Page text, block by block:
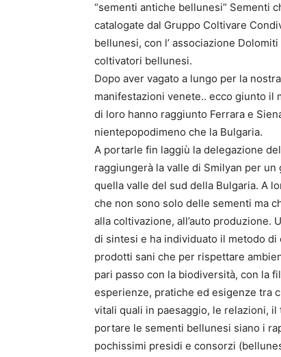
“sementi antiche bellunesi” Sementi
catalogate dal Gruppo Coltivare
bellunesi, con l’ associazione
coltivatori bellunesi.
Dopo aver vagato a lungo per la
manifestazioni venete.. ecco giunto il
di loro hanno raggiunto Ferrara e
nientepopodimeno che la Bulgaria.
A portarle fin laggiù la delegazione
raggiungerà la valle di Smilyan per
quella valle del sud della Bulgaria. A
che non sono solo delle sementi ma
alla coltivazione, all’auto produzione.
di sintesi e ha individuato il metodo
prodotti sani che per rispettare
pari passo con la biodiversità, con la
esperienze, pratiche ed esigenze tra
vitali quali in paesaggio, le relazioni,
portare le sementi bellunesi siano i
pochissimi presidi e consorzi